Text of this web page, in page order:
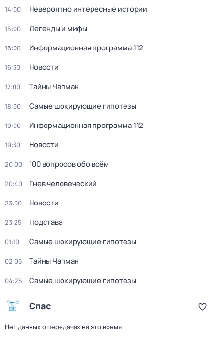
14:00 Невероятно интересные истории
15:00 Легенды и мифы
16:00 Информационная программа 112
16:30 Новости
17:00 Тaйны Чапман
18:00 Самые шoкиpующие гипотезы
19:00 Информационная программа 112
19:30 Новости
20:00 100 вопросов обо всём
20:40 Гнев человеческий
23:00 Новости
23:25 Подстава
01:10 Самые шoкиpующие гипотезы
02:05 Тaйны Чапман
04:25 Самые шoкиpующие гипотезы
Спас
Нет данных о передачах на это время